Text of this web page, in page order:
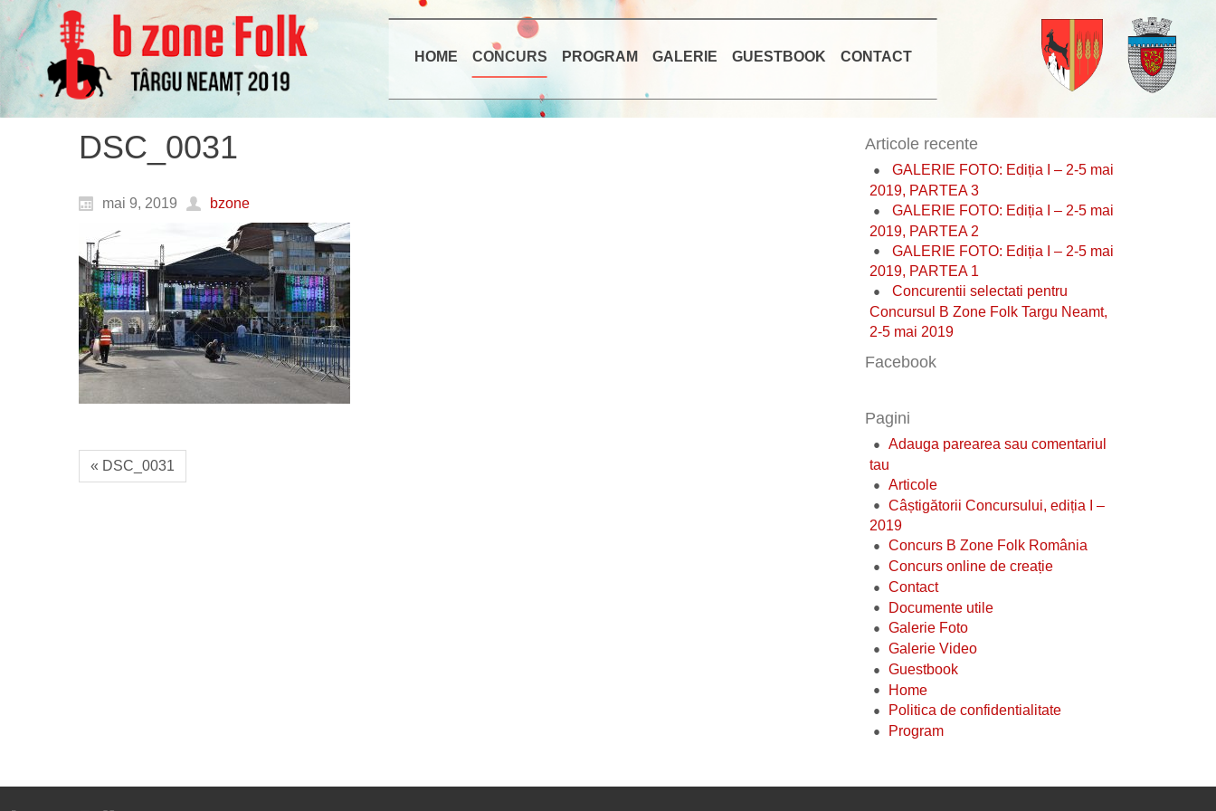
HOME CONCURS PROGRAM GALERIE GUESTBOOK CONTACT
DSC_0031
mai 9, 2019 bzone
« DSC_0031
Articole recente
GALERIE FOTO: Ediția I – 2-5 mai
2019, PARTEA 3
GALERIE FOTO: Ediția I – 2-5 mai
2019, PARTEA 2
GALERIE FOTO: Ediția I – 2-5 mai
2019, PARTEA 1
Concurentii selectati pentru
Concursul B Zone Folk Targu Neamt,
2-5 mai 2019
Facebook
Pagini
Adauga parearea sau comentariul
tau
Articole
Câștigătorii Concursului, ediția I –
2019
Concurs B Zone Folk România
Concurs online de creație
Contact
Documente utile
Galerie Foto
Galerie Video
Guestbook
Home
Politica de confidentialitate
Program